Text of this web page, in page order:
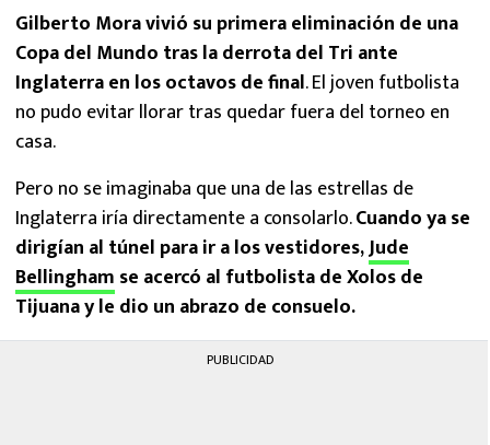
Gilberto Mora vivió su primera eliminación de una
Copa del Mundo tras la derrota del Tri ante
Inglaterra en los octavos de final. El joven futbolista
no pudo evitar llorar tras quedar fuera del torneo en
casa.
Pero no se imaginaba que una de las estrellas de
Inglaterra iría directamente a consolarlo.Cuando ya se
dirigían al túnel para ir a los vestidores,Jude
Bellingham se acercó al futbolista de Xolos de
Tijuana y le dio un abrazo de consuelo.
PUBLICIDAD